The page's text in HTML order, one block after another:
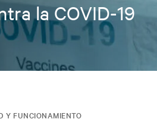
la COVID-19
Y FUNCIONAMIENTO